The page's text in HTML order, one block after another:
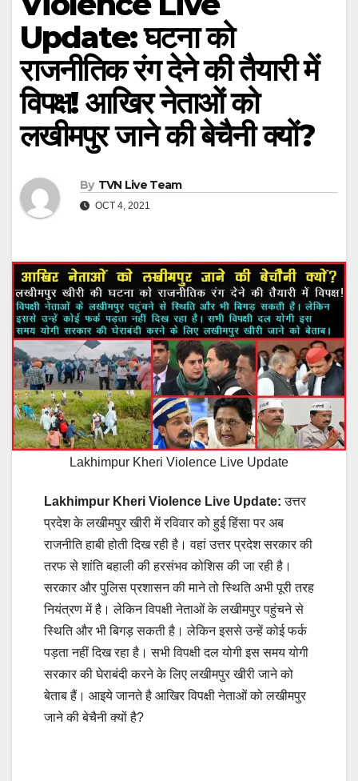
Update: घटना को
राजनीतिक रंग देने की तैयारी में
विपक्ष! आखिर नेताओं को
लखीमपुर जाने की बेचैनी क्‍यों?
By TVN Live Team
OCT 4, 2021
Lakhimpur Kheri Violence Live Update
Lakhimpur Kheri Violence Live Update: उत्तर
प्रदेश के लखीमपुर खीरी में रविवार को हुई हिंसा पर अब
राजनीति हाबी होती दिख रही है। वहां उत्तर प्रदेश सरकार की
तरफ से शांति बहाली की हरसंभव कोशिस की जा रही है।
सरकार और पुलिस प्रशासन की माने तो स्थिति अभी पूरी तरह
नियंत्रण में है। लेकिन विपक्षी नेताओं के लखीमपुर पहुंचने से
स्थिति और भी बिगड़ सकती है। लेकिन इससे उन्हें कोई फर्क
पड़ता नहीं दिख रहा है। सभी विपक्षी दल योगी इस समय योगी
सरकार की घेराबंदी करने के लिए लखीमपुर खीरी जाने को
बेताब हैं। आइये जानते है आखिर विपक्षी नेताओं को लखीमपुर
जाने की बेचैनी क्‍यों है?